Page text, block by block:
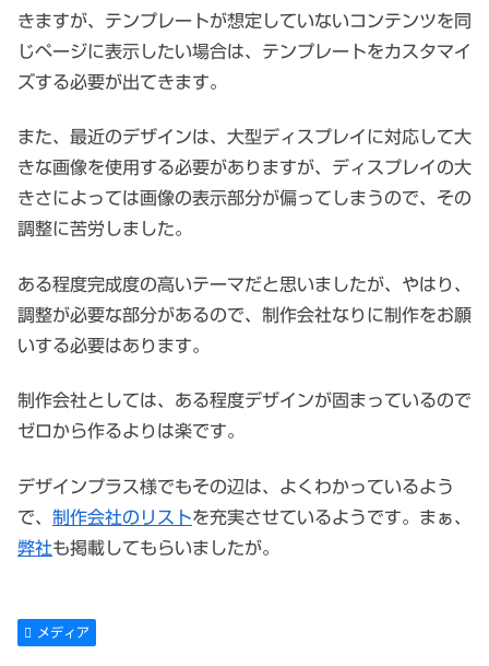
きますが、テンプレートが想定していないコンテンツを同
じページに表示したい場合は、テンプレートをカスタマイ
ズする必要が出てきます。
また、最近のデザインは、大型ディスプレイに対応して大
きな画像を使用する必要がありますが、ディスプレイの大
きさによっては画像の表示部分が偏ってしまうので、その
調整に苦労しました。
ある程度完成度の高いテーマだと思いましたが、やはり、
調整が必要な部分があるので、制作会社なりに制作をお願
いする必要はあります。
制作会社としては、ある程度デザインが固まっているので
ゼロから作るよりは楽です。
デザインプラス様でもその辺は、よくわかっているよう
で、 制作会社のリストを充実させているようです。まぁ、
弊社も掲載してもらいましたが。
メディア